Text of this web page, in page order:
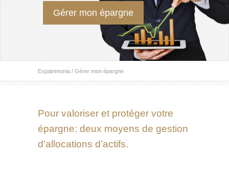
Gérer mon épargne
Expatrimonia / Gérer mon épargne
Pour valoriser et protéger votre
épargne: deux moyens de gestion
d’allocations d’actifs.